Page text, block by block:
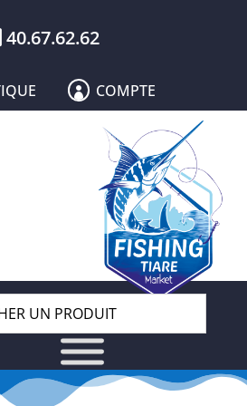
40.67.62.62
 COMPTE